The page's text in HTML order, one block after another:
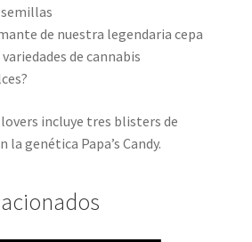
semillas
de nuestra legendaria cepa
variedades de cannabis
lovers incluye tres blisters de
la genética Papa’s Candy.